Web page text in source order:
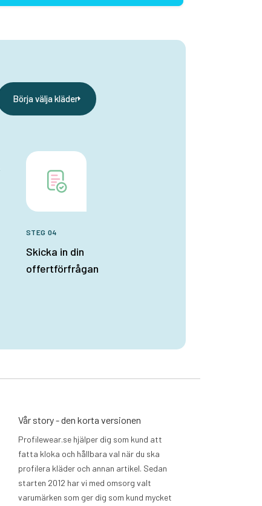
Börja välja kläder
STEG 04
Skicka in din
offertförfrågan
Vår story - den korta versionen
Profilewear.se hjälper dig som kund att
fatta kloka och hållbara val när du ska
profilera kläder och annan artikel. Sedan
starten 2012 har vi med omsorg valt
varumärken som ger dig som kund mycket